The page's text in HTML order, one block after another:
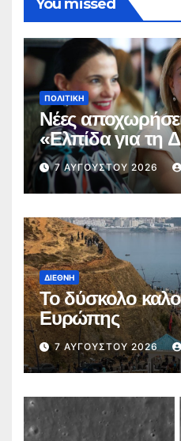
You missed
ΠΟΛΙΤΙΚΉ
Νέες
«Ελπίδα για τη
7 ΑΥΓΟΎΣΤΟΥ 2026
ΔΙΕΘΝΉ
Το δύσκολο
Ευρώπης
7 ΑΥΓΟΎΣΤΟΥ 2026